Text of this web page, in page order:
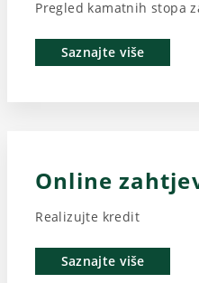
Pregled kamatnih stopa
Saznajte više
Online
Realizujte kredit
Saznajte više